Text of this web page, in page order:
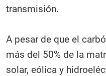
transmisión.
A pesar de que el
más del 50% de la
solar, eólica y